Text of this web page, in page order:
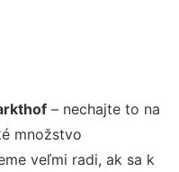
– nechajte to na
množstvo
veľmi radi, ak sa k